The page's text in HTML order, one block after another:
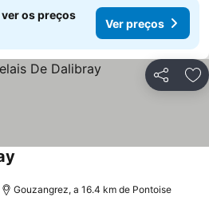
os preços
Ver preços
Partilhar
Gouzangrez, a 16.4 km de Pontoise